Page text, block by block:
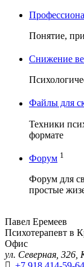
Понятие,
Снижение
Файлы для
Техники
формате
Форум 1
Форум для
простые
Павел Еремеев
Психотерапевт в
Офис
ул. Северная, 326,